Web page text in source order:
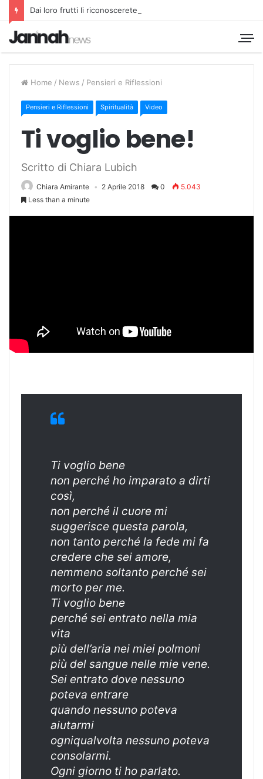
Dai loro frutti li riconoscerete
Home / News / Pensieri e Riflessioni
Pensieri e Riflessioni Spiritualità Video
Ti voglio bene!
Scritto di Chiara Lubich
Chiara Amirante 2 Aprile 2018 0
5.043
Less than a minute
Ti voglio bene
non perché ho imparato a dirti
così,
non perché il cuore mi
suggerisce questa parola,
non tanto perché la fede mi fa
credere che sei amore,
nemmeno soltanto perché sei
morto per me.
Ti voglio bene
perché sei entrato nella mia
vita
più dell’aria nei miei polmoni
più del sangue nelle mie vene.
Sei entrato dove nessuno
poteva entrare
quando nessuno poteva
aiutarmi
ogniqualvolta nessuno poteva
consolarmi.
Ogni giorno ti ho parlato.